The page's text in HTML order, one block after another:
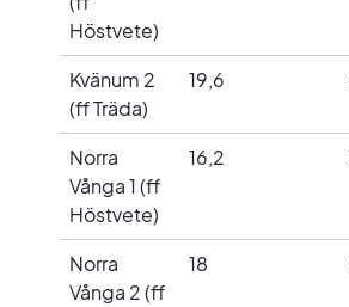
Höstvete)
Kvänum 2
(ff Träda)
19,6
Norra
Vånga 1 (ff
Höstvete)
16,2
Norra
Vånga 2 (ff
18